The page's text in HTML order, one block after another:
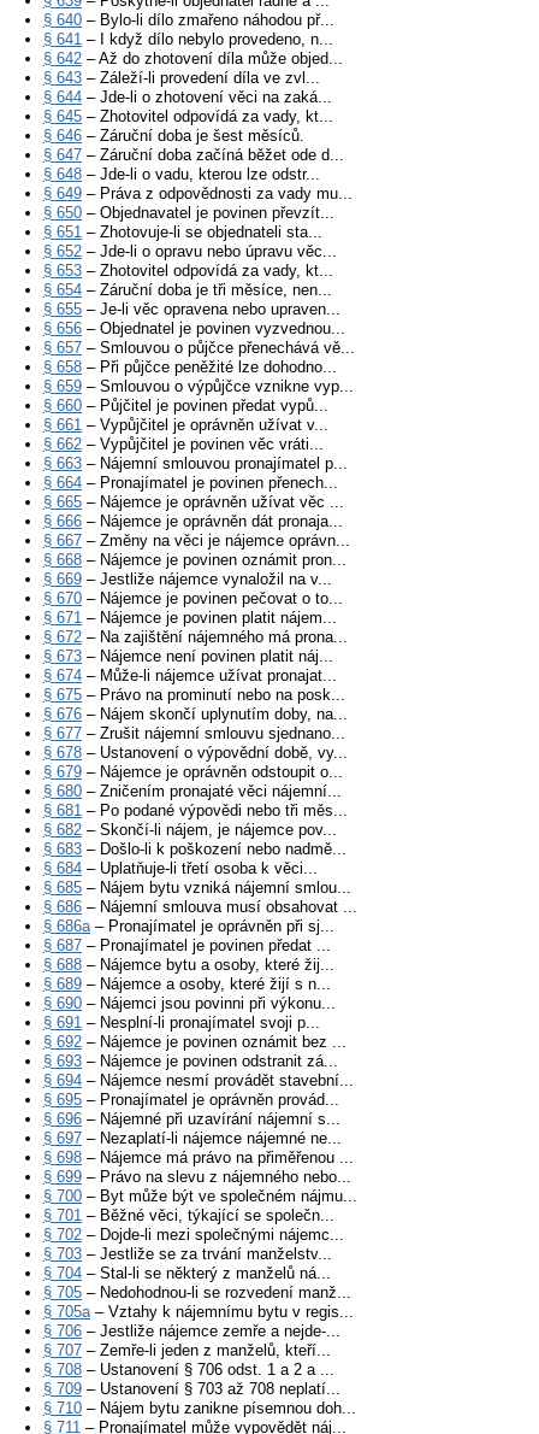
§ 640 – Bylo-li dílo zmařeno náhodou př...
§ 641 – I když dílo nebylo provedeno, n...
§ 642 – Až do zhotovení díla může objed...
§ 643 – Záleží-li provedení díla ve zvl...
§ 644 – Jde-li o zhotovení věci na zaká...
§ 645 – Zhotovitel odpovídá za vady, kt...
§ 646 – Záruční doba je šest měsíců.
§ 647 – Záruční doba začíná běžet ode d...
§ 648 – Jde-li o vadu, kterou lze odstr...
§ 649 – Práva z odpovědnosti za vady mu...
§ 650 – Objednavatel je povinen převzít...
§ 651 – Zhotovuje-li se objednateli sta...
§ 652 – Jde-li o opravu nebo úpravu věc...
§ 653 – Zhotovitel odpovídá za vady, kt...
§ 654 – Záruční doba je tři měsíce, nen...
§ 655 – Je-li věc opravena nebo upraven...
§ 656 – Objednatel je povinen vyzvednou...
§ 657 – Smlouvou o půjčce přenechává vě...
§ 658 – Při půjčce peněžité lze dohodno...
§ 659 – Smlouvou o výpůjčce vznikne vyp...
§ 660 – Půjčitel je povinen předat vypů...
§ 661 – Vypůjčitel je oprávněn užívat v...
§ 662 – Vypůjčitel je povinen věc vráti...
§ 663 – Nájemní smlouvou pronajímatel p...
§ 664 – Pronajímatel je povinen přenech...
§ 665 – Nájemce je oprávněn užívat věc ...
§ 666 – Nájemce je oprávněn dát pronaja...
§ 667 – Změny na věci je nájemce oprávn...
§ 668 – Nájemce je povinen oznámit pron...
§ 669 – Jestliže nájemce vynaložil na v...
§ 670 – Nájemce je povinen pečovat o to...
§ 671 – Nájemce je povinen platit nájem...
§ 672 – Na zajištění nájemného má prona...
§ 673 – Nájemce není povinen platit náj...
§ 674 – Může-li nájemce užívat pronajat...
§ 675 – Právo na prominutí nebo na posk...
§ 676 – Nájem skončí uplynutím doby, na...
§ 677 – Zrušit nájemní smlouvu sjednano...
§ 678 – Ustanovení o výpovědní době, vy...
§ 679 – Nájemce je oprávněn odstoupit o...
§ 680 – Zničením pronajaté věci nájemní...
§ 681 – Po podané výpovědi nebo tři měs...
§ 682 – Skončí-li nájem, je nájemce pov...
§ 683 – Došlo-li k poškození nebo nadmě...
§ 684 – Uplatňuje-li třetí osoba k věci...
§ 685 – Nájem bytu vzniká nájemní smlou...
§ 686 – Nájemní smlouva musí obsahovat ...
§ 686a– Pronajímatel je oprávněn při sj...
§ 687 – Pronajímatel je povinen předat ...
§ 688 – Nájemce bytu a osoby, které žij...
§ 689 – Nájemce a osoby, které žijí s n...
§ 690 – Nájemci jsou povinni při výkonu...
§ 691 – Nesplní-li pronajímatel svoji p...
§ 692 – Nájemce je povinen oznámit bez ...
§ 693 – Nájemce je povinen odstranit zá...
§ 694 – Nájemce nesmí provádět stavební...
§ 695 – Pronajímatel je oprávněn provád...
§ 696 – Nájemné při uzavírání nájemní s...
§ 697 – Nezaplatí-li nájemce nájemné ne...
§ 698 – Nájemce má právo na přiměřenou ...
§ 699 – Právo na slevu z nájemného nebo...
§ 700 – Byt může být ve společném nájmu...
§ 701 – Běžné věci, týkající se společn...
§ 702 – Dojde-li mezi společnými nájemc...
§ 703 – Jestliže se za trvání manželstv...
§ 704 – Stal-li se některý z manželů ná...
§ 705 – Nedohodnou-li se rozvedení manž...
§ 705a– Vztahy k nájemnímu bytu v regis...
§ 706 – Jestliže nájemce zemře a nejde-...
§ 707 – Zemře-li jeden z manželů, kteří...
§ 708 – Ustanovení § 706 odst. 1 a 2 a ...
§ 709 – Ustanovení § 703 až 708 neplatí...
§ 710 – Nájem bytu zanikne písemnou doh...
§ 711 – Pronajímatel může vypovědět náj...